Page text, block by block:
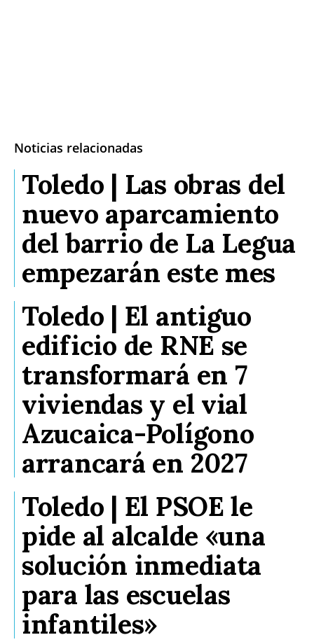
Noticias relacionadas
Toledo | Las obras del
nuevo aparcamiento
del barrio de La Legua
empezarán este mes
Toledo | El antiguo
edificio de RNE se
transformará en 7
viviendas y el vial
Azucaica-Polígono
arrancará en 2027
Toledo | El PSOE le
pide al alcalde «una
solución inmediata
para las escuelas
infantiles»